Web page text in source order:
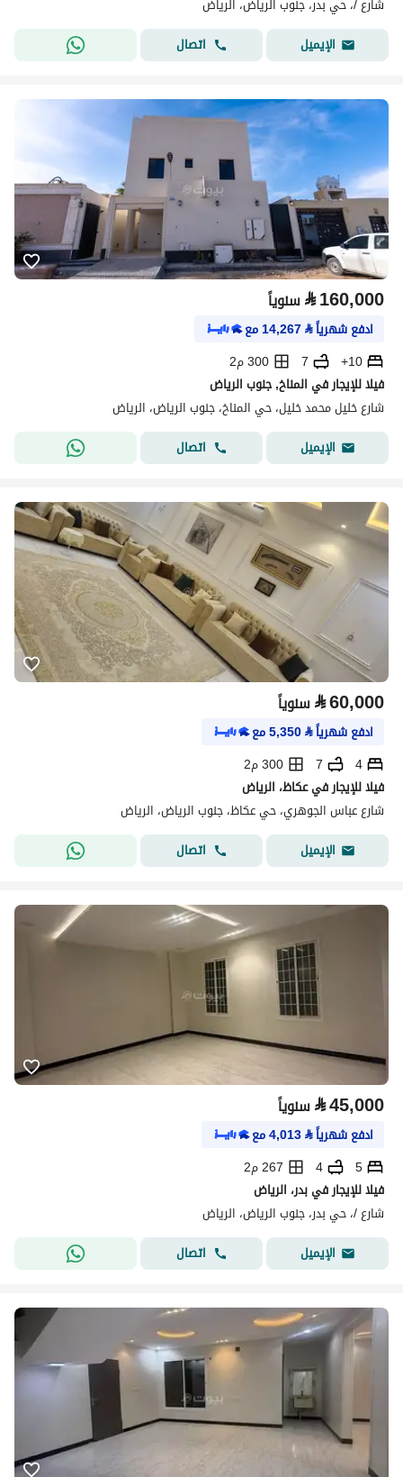
شارع /، حي بدر، جنوب الرياض، الرياض
الإيميل
اتصال
⃁160,000 سنوياً
ادفع شهرياً⃁
14,267مع
10+
7
300 م2
فيلا للإيجار في المناخ, جنوب الرياض
شارع خليل محمد خليل، حي المناخ، جنوب الرياض، الرياض
الإيميل
اتصال
⃁60,000 سنوياً
ادفع شهرياً⃁
5,350مع
4
7
300 م2
فيلا للإيجار في عكاظ، الرياض
شارع عباس الجوهري، حي عكاظ، جنوب الرياض، الرياض
الإيميل
اتصال
⃁45,000 سنوياً
ادفع شهرياً⃁
4,013مع
5
4
267 م2
فيلا للإيجار في بدر، الرياض
شارع /، حي بدر، جنوب الرياض، الرياض
الإيميل
اتصال